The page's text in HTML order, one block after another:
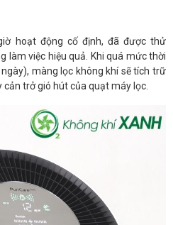
hoạt động cố định, đã được thử
làm việc hiệu quả. Khi quá mức thời
màng lọc không khí sẽ tích trữ
trở gió hút của quạt máy lọc.